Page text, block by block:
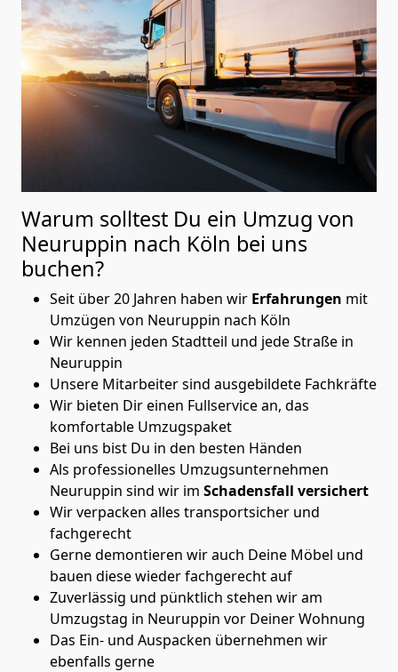
Warum solltest Du ein Umzug von
Neuruppin nach Köln bei uns
buchen?
Seit über 20 Jahren haben wir Erfahrungen mit
Umzügen von Neuruppin nach Köln
Wir kennen jeden Stadtteil und jede Straße in
Neuruppin
Unsere Mitarbeiter sind ausgebildete Fachkräfte
Wir bieten Dir einen Fullservice an, das
komfortable Umzugspaket
Bei uns bist Du in den besten Händen
Als professionelles Umzugsunternehmen
Neuruppin sind wir im Schadensfall versichert
Wir verpacken alles transportsicher und
fachgerecht
Gerne demontieren wir auch Deine Möbel und
bauen diese wieder fachgerecht auf
Zuverlässig und pünktlich stehen wir am
Umzugstag in Neuruppin vor Deiner Wohnung
Das Ein- und Auspacken übernehmen wir
ebenfalls gerne